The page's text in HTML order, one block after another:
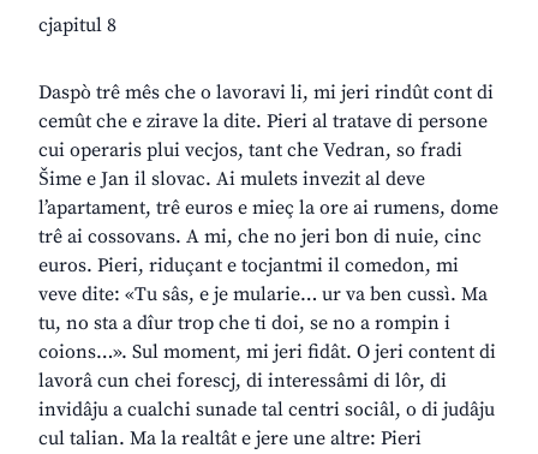
cjapitul 8
Daspò trê mês che o lavoravi li, mi jeri rindût cont di
cemût che e zirave la dite. Pieri al tratave di persone
cui operaris plui vecjos, tant che Vedran, so fradi
Šime e Jan il slovac. Ai mulets invezit al deve
l’apartament, trê euros e mieç la ore ai rumens, dome
trê ai cossovans. A mi, che no jeri bon di nuie, cinc
euros. Pieri, riduçant e tocjantmi il comedon, mi
veve dite: «Tu sâs, e je mularie… ur va ben cussì. Ma
tu, no sta a dîur trop che ti doi, se no a rompin i
coions…». Sul moment, mi jeri fidât. O jeri content di
lavorâ cun chei forescj, di interessâmi di lôr, di
invidâju a cualchi sunade tal centri sociâl, o di judâju
cul talian. Ma la realtât e jere une altre: Pieri